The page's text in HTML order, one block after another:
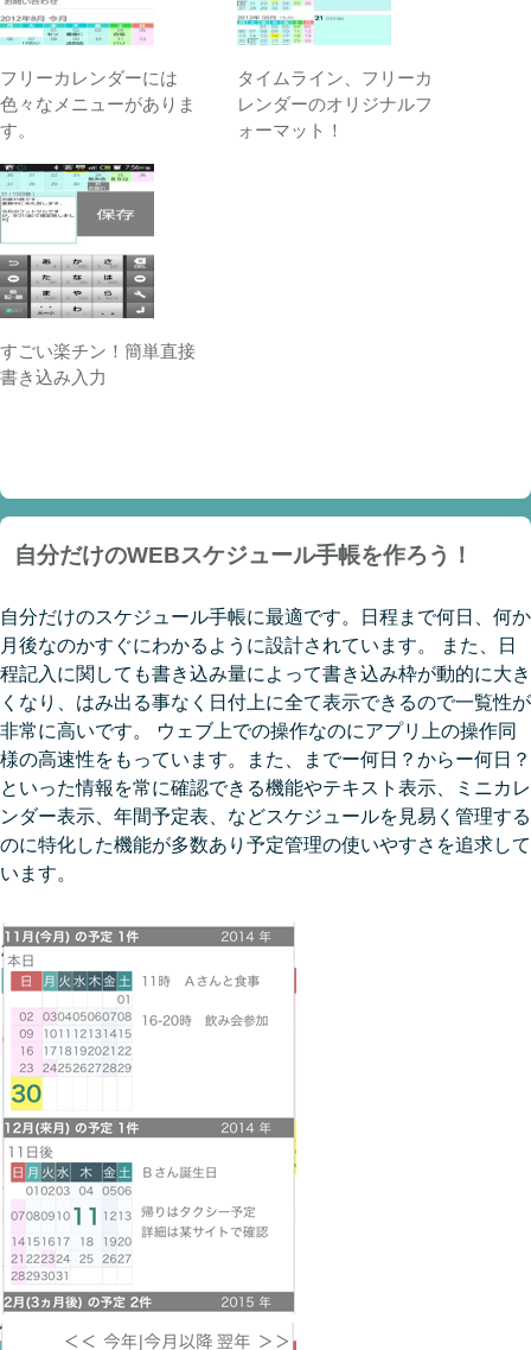
フリーカレンダーには
色々なメニューがありま
す。
タイムライン、フリーカ
レンダーのオリジナルフ
ォーマット！
すごい楽チン！簡単直接
書き込み入力
自分だけのWEBスケジュール手帳を作ろう！
自分だけのスケジュール手帳に最適です。日程まで何日、何か
月後なのかすぐにわかるように設計されています。 また、日
程記入に関しても書き込み量によって書き込み枠が動的に大き
くなり、はみ出る事なく日付上に全て表示できるので一覧性が
非常に高いです。 ウェブ上での操作なのにアプリ上の操作同
様の高速性をもっています。また、までー何日？からー何日？
といった情報を常に確認できる機能やテキスト表示、ミニカレ
ンダー表示、年間予定表、などスケジュールを見易く管理する
のに特化した機能が多数あり予定管理の使いやすさを追求して
います。